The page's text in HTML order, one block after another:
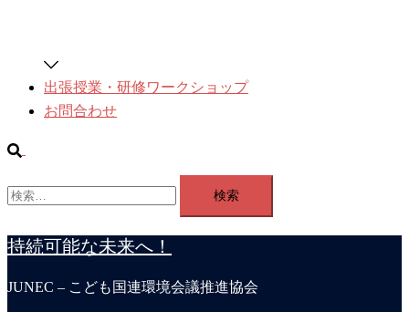
出張授業・研修ワークショップ
お問合わせ
検
検
索:
持続可能な未来へ！
JUNEC – こども国連環境会議推進協会